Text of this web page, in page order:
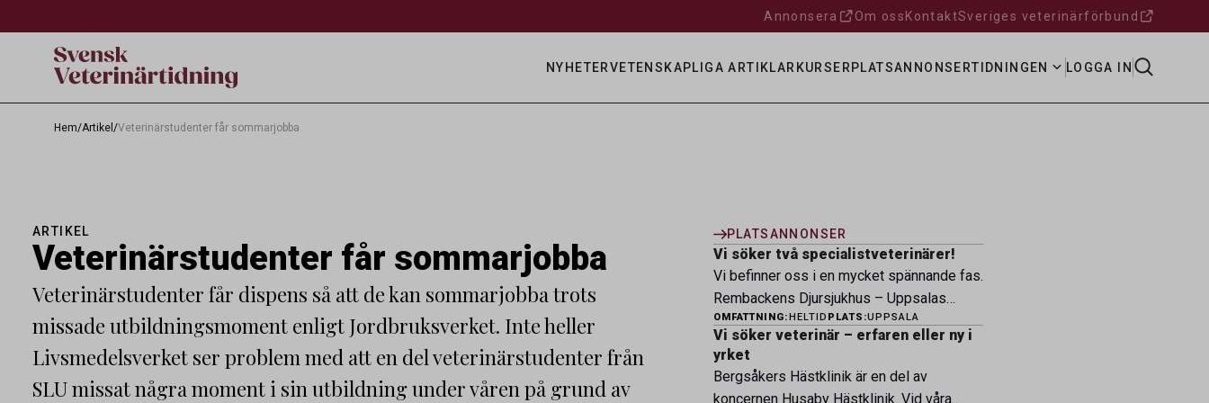
Annonsera Om oss KontaktSveriges veterinärförbund
NYHETERVETENSKAPLIGA ARTIKLAR KURSER PLATSANNONSERTIDNINGEN LOGGA IN
Hem/Artikel /Veterinärstudenter får sommarjobba
ARTIKEL
Veterinärstudenter får sommarjobba
Veterinärstudenter får dispens så att de kan sommarjobba trots
missade utbildningsmoment enligt Jordbruksverket. Inte heller
Livsmedelsverket ser problem med att en del veterinärstudenter från
SLU missat några moment i sin utbildning under våren på grund av
PLATSANNONSER
Vi söker två specialistveterinärer!
Vi befinner oss i en mycket spännande fas.
Rembackens Djursjukhus – Uppsalas
ledande djursjukhus – expanderar nu sin
specialistverksamhet och söker
legitimerade veterinärer med
specialistkompetens som vill vara med
OMFATTNING:HELTID PLATS:UPPSALA
Vi söker veterinär – erfaren eller ny i
yrket
Bergsåkers Hästklinik är en del av
koncernen Husaby Hästklinik. Vid våra